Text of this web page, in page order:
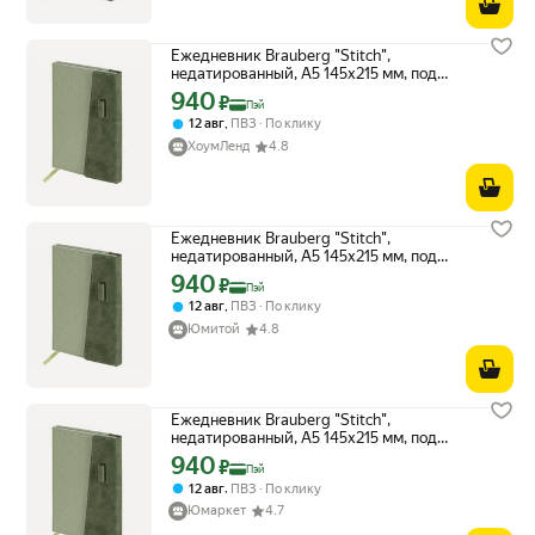
Ежедневник Brauberg "Stitch",
недатированный, А5 145х215 мм, под
кожу, магнит, 160 листов, цвет
Оливковый
Цена с картой Яндекс Пэй 940 ₽ вместо
940₽ Пэй
12 авг, ПВЗ
По клику
ХоумЛенд
4.8
Ежедневник Brauberg "Stitch",
недатированный, А5 145х215 мм, под
кожу, магнит, 160 листов, цвет
Оливковый
Цена с картой Яндекс Пэй 940 ₽ вместо
940₽ Пэй
12 авг ПВЗ
По клику
Юмитой
4.8
Ежедневник Brauberg "Stitch",
недатированный, А5 145х215 мм, под
кожу, магнит, 160 листов, цвет
Оливковый
Цена с картой Яндекс Пэй 940 ₽ вместо
940₽ Пэй
12 авг, ПВЗ
По клику
Юмаркет
4.7